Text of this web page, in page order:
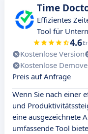
Time
Effizientes
Tool für
4.6
Kostenlose Version
Kostenlose
Preis auf Anfrage
Wenn Sie nach einer
und
eine ausgezeichnete
umfassende Tool